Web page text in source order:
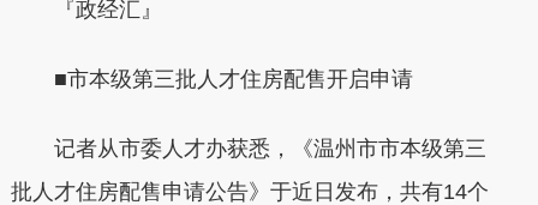
『政经汇』
■市本级第三批人才住房配售开启申请
记者从市委人才办获悉，《温州市市本级第三
批人才住房配售申请公告》于近日发布，共有14个